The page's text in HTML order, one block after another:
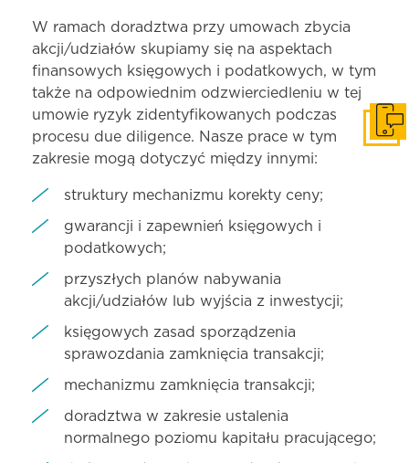
W ramach doradztwa przy umowach zbycia
akcji/udziałów skupiamy się na aspektach
finansowych księgowych i podatkowych, w tym
także na odpowiednim odzwierciedleniu w tej
umowie ryzyk zidentyfikowanych podczas
procesu due diligence. Nasze prace w tym
zakresie mogą dotyczyć między innymi:
struktury mechanizmu korekty ceny;
gwarancji i zapewnień księgowych i
podatkowych;
przyszłych planów nabywania
akcji/udziałów lub wyjścia z inwestycji;
księgowych zasad sporządzenia
sprawozdania zamknięcia transakcji;
mechanizmu zamknięcia transakcji;
doradztwa w zakresie ustalenia
normalnego poziomu kapitału pracującego;